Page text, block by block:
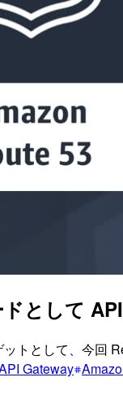
として
トとして、今回
Gateway